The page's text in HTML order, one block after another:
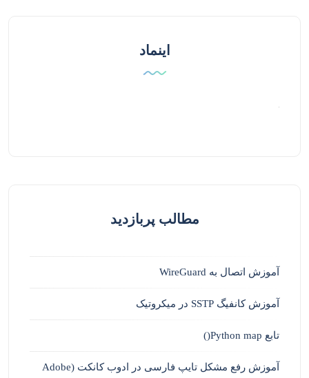
اینماد
مطالب پربازدید
آموزش اتصال به WireGuard
آموزش کانفیگ SSTP در میکروتیک
تابع Python map()
آموزش رفع مشکل تایپ فارسی در ادوب کانکت (Adobe